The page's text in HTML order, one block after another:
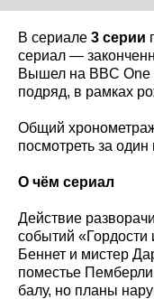
В сериале 3 серии
сериал —
Вышел на BBC One
подряд, в рамках
Общий
посмотреть за один
О чём сериал
Действие
событий
Беннет и мистер
поместье
балу, но планы